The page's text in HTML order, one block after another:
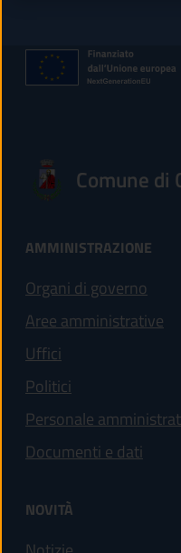
Comune di
AMMINISTRAZIONE
Organi di governo
Aree amministrative
Uffici
Politici
Personale
Documenti e dati
NOVITÀ